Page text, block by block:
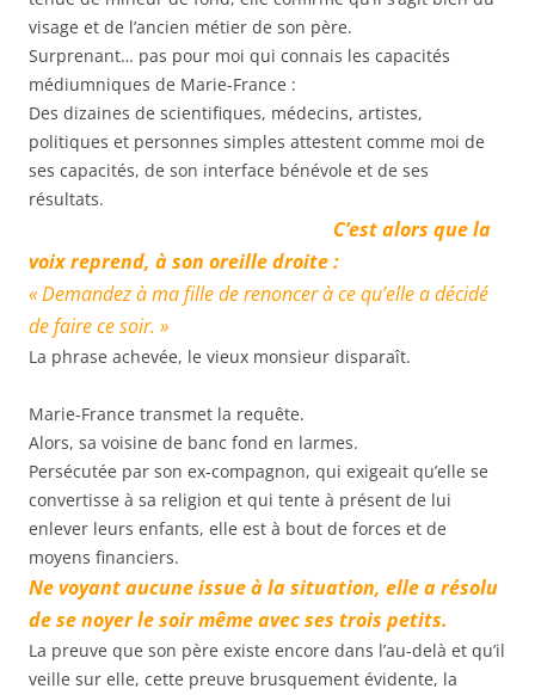
visage et de l’ancien métier de son père.
Surprenant… pas pour moi qui connais les capacités
médiumniques de Marie-France :
Des dizaines de scientifiques, médecins, artistes,
politiques et personnes simples attestent comme moi de
ses capacités, de son interface bénévole et de ses
résultats.
C’est alors que la
voix reprend, à son oreille droite :
« Demandez à ma fille de renoncer à ce qu’elle a décidé
de faire ce soir. »
La phrase achevée, le vieux monsieur disparaît.
Marie-France transmet la requête.
Alors, sa voisine de banc fond en larmes.
Persécutée par son ex-compagnon, qui exigeait qu’elle se
convertisse à sa religion et qui tente à présent de lui
enlever leurs enfants, elle est à bout de forces et de
moyens financiers.
Ne voyant aucune issue à la situation, elle a résolu
de se noyer le soir même avec ses trois petits.
La preuve que son père existe encore dans l’au-delà et qu’il
veille sur elle, cette preuve brusquement évidente, la